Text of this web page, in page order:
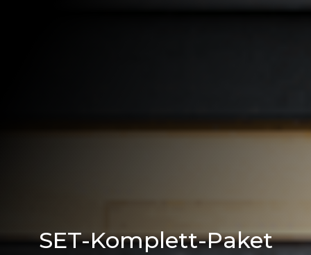
SET-Komplett-Paket